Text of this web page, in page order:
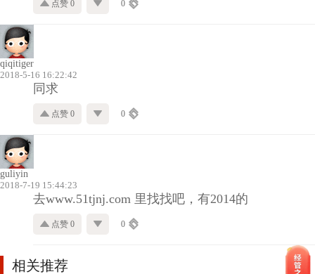
点赞 0 0
qiqitiger
2018-5-16 16:22:42
同求
点赞 0 0
guliyin
2018-7-19 15:44:23
去www.51tjnj.com 里找找吧，有2014的
点赞 0 0
相关推荐